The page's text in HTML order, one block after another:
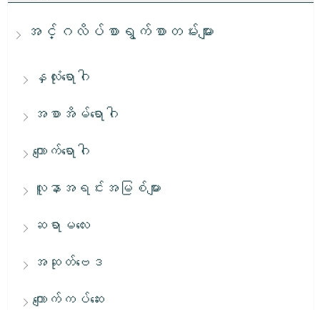
အင်္ဂလိပ်စာရွက်စာတမ်းများ
နှလုံးရောဂါ
အစာအိမ်ရောဂါ
ကျောက်ရောဂါ
လူနာအရင်းအမြစ်များ
ဆရာမလေး
အဆုတ်ဗေဒ
ကျောက်ကပ်ဆေး